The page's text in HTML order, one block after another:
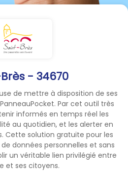
- 34670
de mettre à disposition de ses
Par cet outil très
informés en temps réel les
au quotidien, et les alerter en
Cette solution gratuite pour les
données personnelles et sans
un véritable lien privilégié entre
et ses citoyens.